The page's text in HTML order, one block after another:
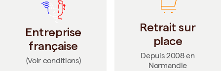
Entreprise
française
(Voir conditions)
Retrait sur
place
Depuis 2008 en
Normandie